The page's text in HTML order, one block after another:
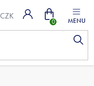
CZK Nákupní